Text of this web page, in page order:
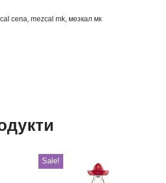
cena, mezcal mk, мезкал мк
Sale!